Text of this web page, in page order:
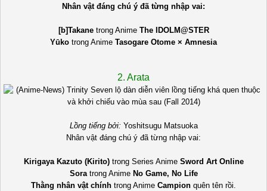
Nhân vật đáng chú ý đã từng nhập vai:
[b]Takanetrong Anime The IDOLM@STER
Yūko trong Anime Tasogare Otome × Amnesia
2. Arata
Lồng tiếng bởi: Yoshitsugu Matsuoka
Nhân vật đáng chú ý đã từng nhập vai:
Kirigaya Kazuto (Kirito)trong Series Anime Sword Art Online
Soratrong Anime No Game, No Life
Thằng nhân vật chính trong Anime Campion quên tên rồi.